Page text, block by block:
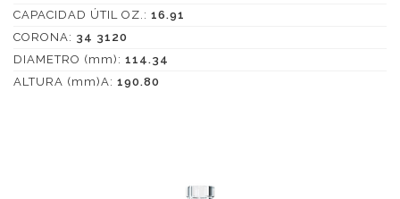
CAPACIDAD ÚTIL OZ.: 16.91
CORONA: 34 3120
DIAMETRO (mm): 114.34
ALTURA (mm)A: 190.80